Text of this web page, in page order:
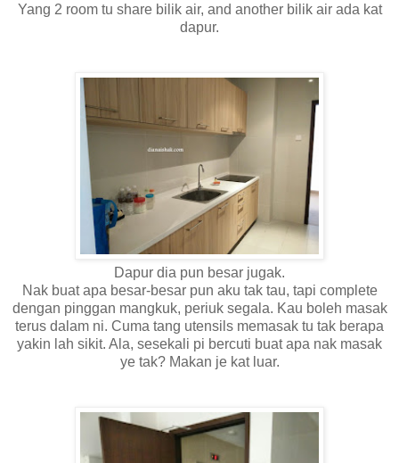
Yang 2 room tu share bilik air, and another bilik air ada kat
dapur.
Dapur dia pun besar jugak.
Nak buat apa besar-besar pun aku tak tau, tapi complete
dengan pinggan mangkuk, periuk segala. Kau boleh masak
terus dalam ni. Cuma tang utensils memasak tu tak berapa
yakin lah sikit. Ala, sesekali pi bercuti buat apa nak masak
ye tak? Makan je kat luar.